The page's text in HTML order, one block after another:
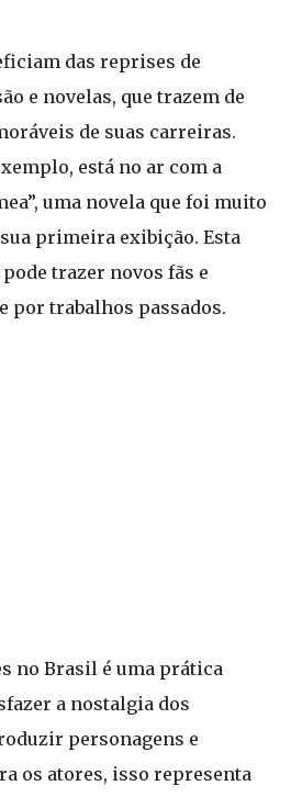
das reprises de
e novelas, que trazem de
de suas carreiras.
está no ar com a
uma novela que foi muito
primeira exibição. Esta
trazer novos fãs e
por trabalhos passados.
no Brasil é uma prática
a nostalgia dos
personagens e
os atores, isso representa